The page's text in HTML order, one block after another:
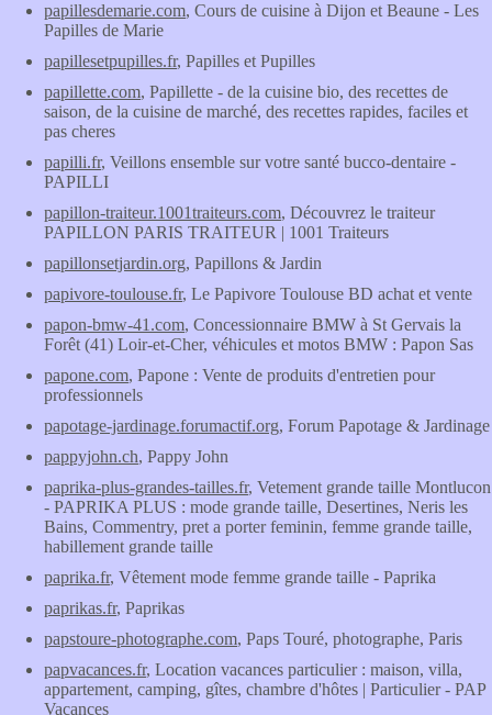
papillesdemarie.com, Cours de cuisine à Dijon et Beaune - Les
Papilles de Marie
papillesetpupilles.fr, Papilles et Pupilles
papillette.com, Papillette - de la cuisine bio, des recettes de
saison, de la cuisine de marché, des recettes rapides, faciles et
pas cheres
papilli.fr, Veillons ensemble sur votre santé bucco-dentaire -
PAPILLI
papillon-traiteur.1001traiteurs.com, Découvrez le traiteur
PAPILLON PARIS TRAITEUR | 1001 Traiteurs
papillonsetjardin.org, Papillons & Jardin
papivore-toulouse.fr, Le Papivore Toulouse BD achat et vente
papon-bmw-41.com, Concessionnaire BMW à St Gervais la
Forêt (41) Loir-et-Cher, véhicules et motos BMW : Papon Sas
papone.com, Papone : Vente de produits d'entretien pour
professionnels
papotage-jardinage.forumactif.org, Forum Papotage & Jardinage
pappyjohn.ch, Pappy John
paprika-plus-grandes-tailles.fr, Vetement grande taille Montlucon
- PAPRIKA PLUS : mode grande taille, Desertines, Neris les
Bains, Commentry, pret a porter feminin, femme grande taille,
habillement grande taille
paprika.fr, Vêtement mode femme grande taille - Paprika
paprikas.fr, Paprikas
papstoure-photographe.com, Paps Touré, photographe, Paris
papvacances.fr, Location vacances particulier : maison, villa,
appartement, camping, gîtes, chambre d'hôtes | Particulier - PAP
Vacances